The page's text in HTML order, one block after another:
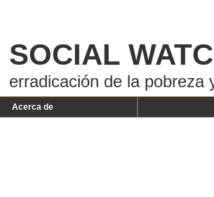
SOCIAL
erradicación de la pobreza
Acerca de